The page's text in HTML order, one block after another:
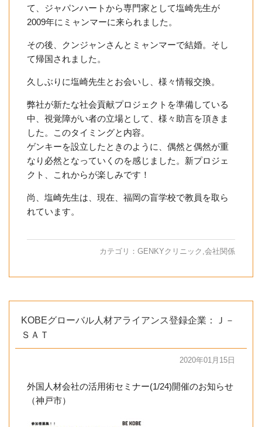
て、ジャパンハートから専門家として塩崎先生が
2009年にミャンマーに来られました。
その後、クンジャンさんとミャンマーで結婚。そし
て帰国されました。
久しぶりに塩崎先生とお会いし、様々情報交換。
弊社が新たな社会貢献プロジェクトを準備している
中、視覚障がい者の立場として、様々助言を頂きま
した。このタイミングと内容。
ゲンキーを設立したときのように、偶然と偶然が重
なり必然となっていくのを感じました。新プロジェ
クト、これからが楽しみです！
尚、塩崎先生は、現在、福岡の盲学校で教員を取ら
れています。
カテゴリ： GENKYクリニック ,会社関係
KOBEグローバル人材アライアンス登録企業：Ｊ－
ＳＡＴ
2020年01月15日
外国人材会社の活用術セミナー(1/24)開催のお知らせ
（神戸市）